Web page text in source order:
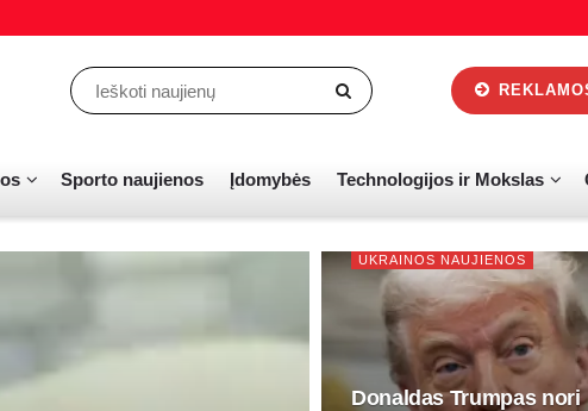
Sporto naujienos Įdomybės Technologijos ir Mokslas
UKRAINOS NAUJIENOS
Donaldas Trumpas nori